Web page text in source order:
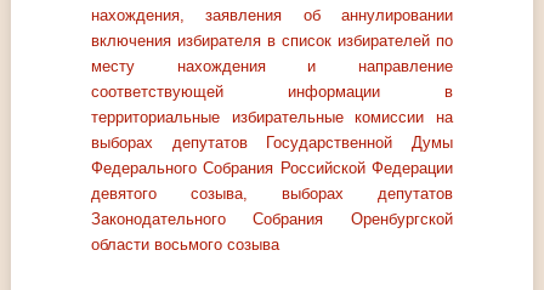
нахождения, заявления об аннулировании
включения избирателя в список избирателей по
месту нахождения и направление
соответствующей информации в
территориальные избирательные комиссии на
выборах депутатов Государственной Думы
Федерального Собрания Российской Федерации
девятого созыва, выборах депутатов
Законодательного Собрания Оренбургской
области восьмого созыва